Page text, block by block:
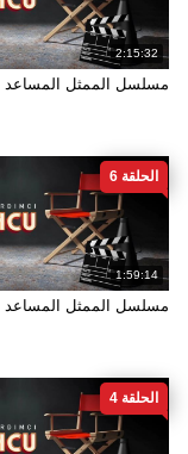
2:15:32
مسلسل الممثل المساعد
1:59:14
الحلقة 6
مسلسل الممثل المساعد
الحلقة 4